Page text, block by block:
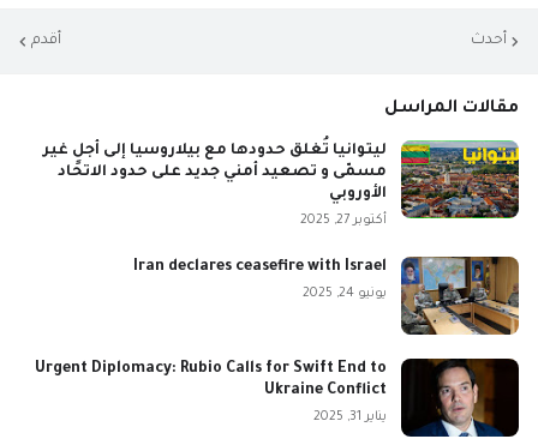
أحدث أقدم
مقالات المراسل
ليتوانيا تُغلق حدودها مع بيلاروسيا إلى أجلٍ غير
مسمّى و تصعيد أمني جديد على حدود الاتحاد
الأوروبي
أكتوبر 27, 2025
Iran declares ceasefire with Israel
يونيو 24, 2025
Urgent Diplomacy: Rubio Calls for Swift End to
Ukraine Conflict
يناير 31, 2025